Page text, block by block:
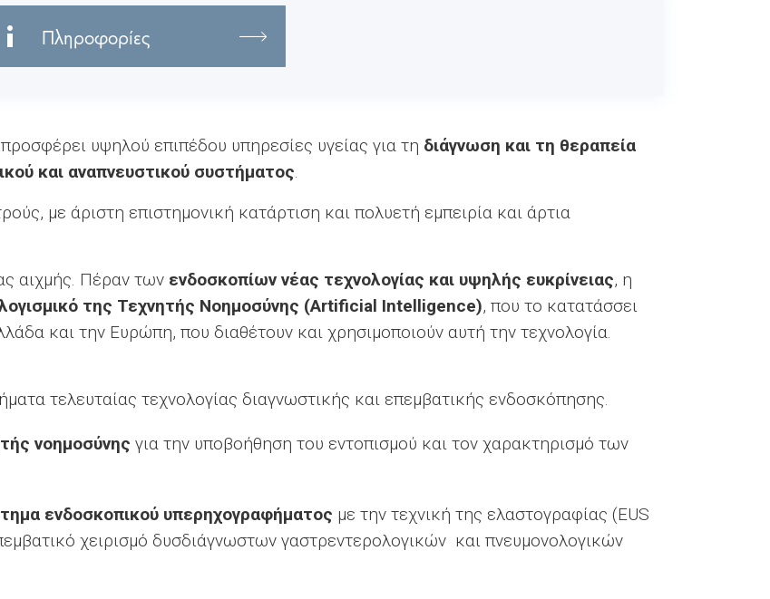
Πληροφορίες
υψηλού επιπέδου υπηρεσίες υγείας για τη διάγνωση και τη θεραπεία
και αναπνευστικού συστήματος.
με άριστη επιστημονική κατάρτιση και πολυετή εμπειρία και άρτια
αιχμής. Πέραν των ενδοσκοπίων νέας τεχνολογίας και υψηλής ευκρίνειας, η
της Τεχνητής Νοημοσύνης (Artificial Intelligence), που το κατατάσσει
και την Ευρώπη, που διαθέτουν και χρησιμοποιούν αυτή την τεχνολογία.
τελευταίας τεχνολογίας διαγνωστικής και επεμβατικής ενδοσκόπησης.
νοημοσύνης για την υποβοήθηση του εντοπισμού και τον χαρακτηρισμό των
ενδοσκοπικού υπερηχογραφήματος με την τεχνική της ελαστογραφίας (EUS
χειρισμό δυσδιάγνωστων γαστρεντερολογικών και πνευμονολογικών